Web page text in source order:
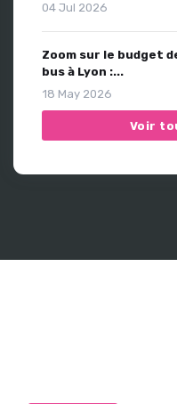
04 Jul 2026
Zoom sur le budget
bus à Lyon :...
18 May 2026
Voir